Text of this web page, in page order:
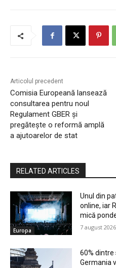
Articolul precedent
Comisia Europeană lansează
consultarea pentru noul
Regulament GBER și
pregătește o reformă amplă
a ajutoarelor de stat
RELATED ARTICLES
Europa
Unul din
online, iar
mică
7 august 2026
60% dintre
Germania